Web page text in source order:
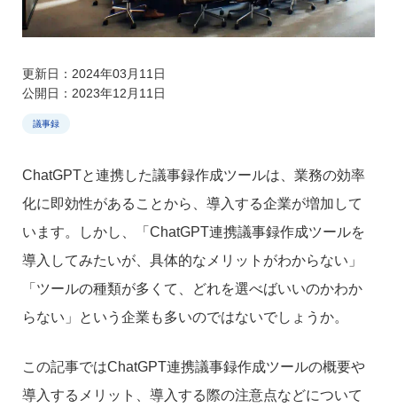
更新日：2024年03月11日
公開日：2023年12月11日
議事録
ChatGPTと連携した議事録作成ツールは、業務の効率
化に即効性があることから、導入する企業が増加して
います。しかし、「ChatGPT連携議事録作成ツールを
導入してみたいが、具体的なメリットがわからない」
「ツールの種類が多くて、どれを選べばいいのかわか
らない」という企業も多いのではないでしょうか。
この記事ではChatGPT連携議事録作成ツールの概要や
導入するメリット、導入する際の注意点などについて